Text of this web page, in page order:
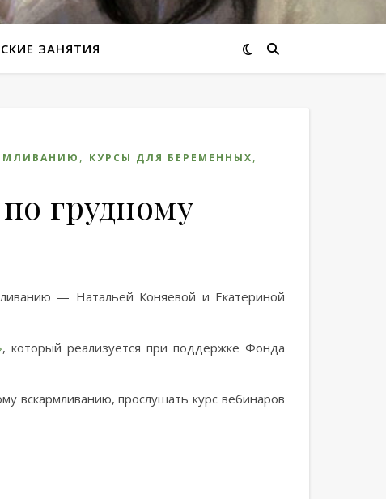
ЗАНЯТИЯ
, КУРСЫ ДЛЯ БЕРЕМЕННЫХ,
грудному
— Натальей Коняевой и Екатериной
, который реализуется при поддержке Фонда
вскармливанию, прослушать курс вебинаров